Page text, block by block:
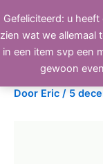
Gefeliciteerd: u
zien wat we allemaal
in een item svp een
gewoon
naar
de
inhoud
BEELD,
Philips
Door Eric / 5